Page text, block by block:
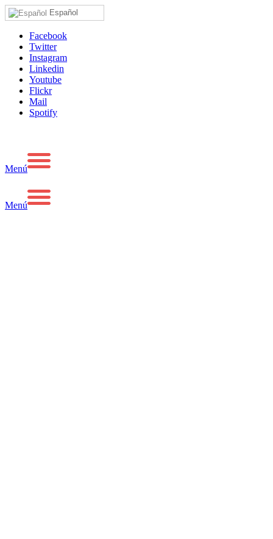
Español
Facebook
Twitter
Instagram
Linkedin
Youtube
Flickr
Mail
Spotify
Menú
Menú